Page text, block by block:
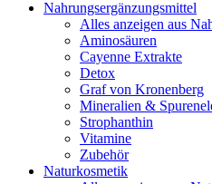
Nahrungsergänzungsmittel
Alles anzeigen aus
Aminosäuren
Cayenne Extrakte
Detox
Graf von Kronenberg
Mineralien &
Strophanthin
Vitamine
Zubehör
Naturkosmetik